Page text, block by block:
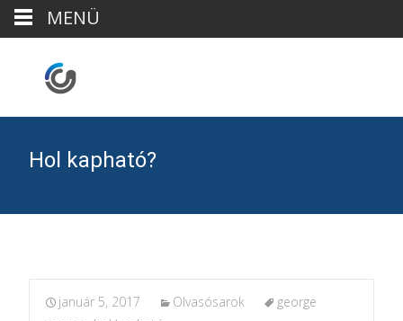
Hol kapható?
január 5, 2017 Olvasósarok
george
MENÜ